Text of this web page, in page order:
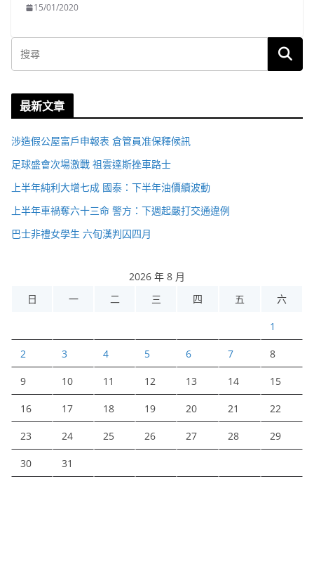
15/01/2020
最新文章
涉造假公屋富戶申報表 倉管員准保釋候訊
足球盛會次場激戰 祖雲達斯挫車路士
上半年純利大增七成 國泰：下半年油價續波動
上半年車禍奪六十三命 警方：下週起嚴打交通違例
巴士非禮女學生 六旬漢判囚四月
2026 年 8 月
日
一 二 三 四 五 六
1
2 3 4 5 6 7 8
9 10 11 12 13 14 15
16 17 18 19 20 21 22
23 24 25 26 27 28 29
30 31